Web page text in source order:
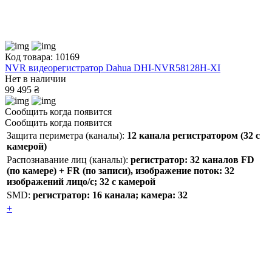
Код товара: 10169
NVR видеорегистратор Dahua DHI-NVR58128H-XI
Нет в наличии
99 495 ₴
Сообщить когда появится
Сообщить когда появится
Защита периметра (каналы): 12 канала регистратором (32 с
камерой)
Распознавание лиц (каналы): регистратор: 32 каналов FD
(по камере) + FR (по записи), изображение поток: 32
изображений лицо/с; 32 с камерой
SMD: регистратор: 16 канала; камера: 32
+